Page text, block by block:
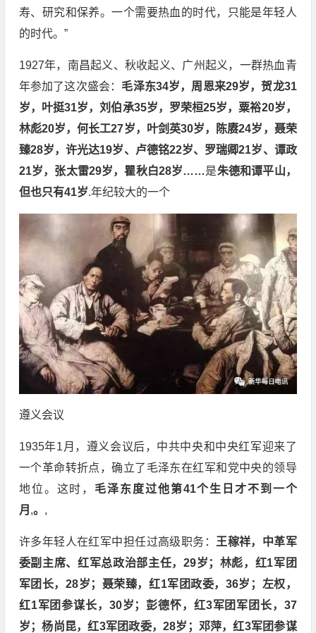
寿、研究和保养。一个需要热血的时代，只能是年轻人
的时代。”
1927年，南昌起义、秋收起义、广州起义，一群热血青
年参加了这次盛会： 毛泽东34岁，周恩来29岁，贺龙31
岁，叶挺31岁，刘伯承35岁，罗荣桓25岁，粟裕20岁，
林彪20岁，何长工27岁，叶剑英30岁，陈赓24岁，聂荣
臻28岁，许光达19岁、卢德铭22岁、罗瑞卿21岁、谭政
21岁，张太雷29岁，瞿秋白28岁……是朱德和谭平山，
但也只有41岁.年纪较大的一个
遵义会议
1935年1月，遵义会议后，中共中央和中央红军迎来了
一个革命转折点，确立了毛泽东在红军和党中央的领导
地位。这时， 毛泽东度过他第41个生日才不到一个
月 ,。 ,
许多年轻人在红军中担任过高级职务：
王稼祥，中革军
委副主席、红军总政治部主任，29岁；林彪，红1军团
军团长，28岁；聂荣臻，红1军团政委，36岁；左权，
红1军团参谋长，30岁；彭德怀，红3军团军团长，37
岁；杨尚昆，红3军团政委，28岁；邓萍，红3军团参谋